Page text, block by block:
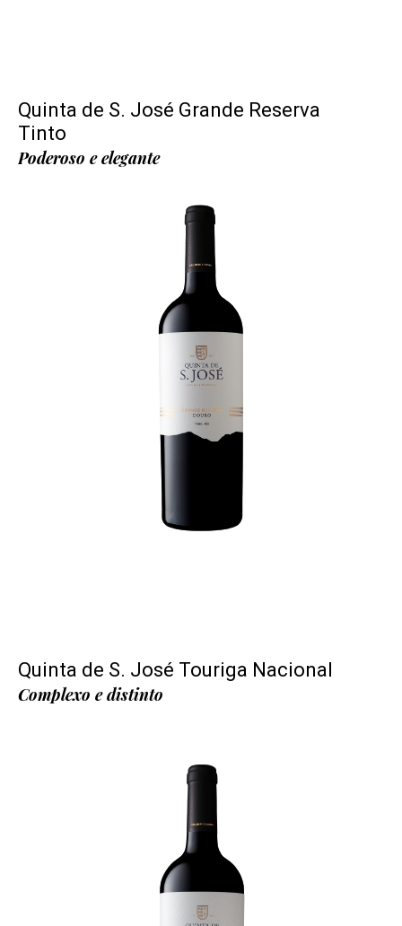
Quinta de S. José Grande Reserva
Tinto
Poderoso e elegante
Quinta de S. José Touriga Nacional
Complexo e distinto